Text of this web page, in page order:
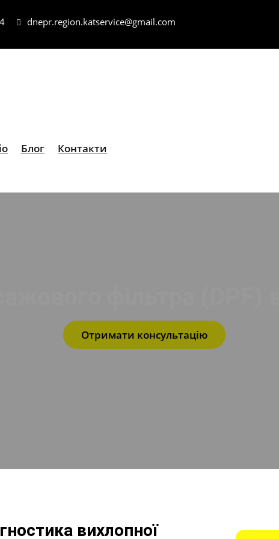
dnepr.region.katservice@gmail.com
Блог Контакти
Отримати консультацію
вихлопної